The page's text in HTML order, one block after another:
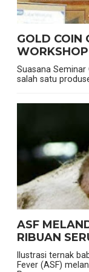
GOLD COIN
Suasana Seminar
salah satu
ASF
RIBUAN
Ilustrasi ternak
Fever (ASF)